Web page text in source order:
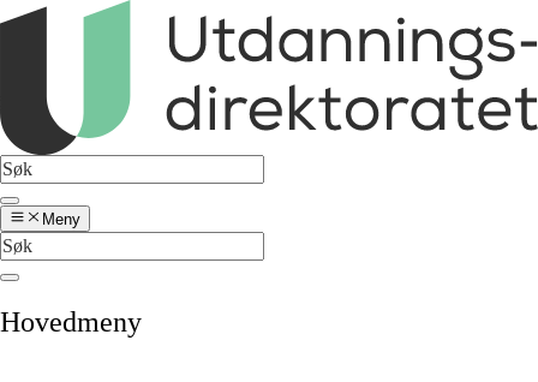
Meny
Hovedmeny